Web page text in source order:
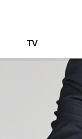
TV
프로그램 구입안내